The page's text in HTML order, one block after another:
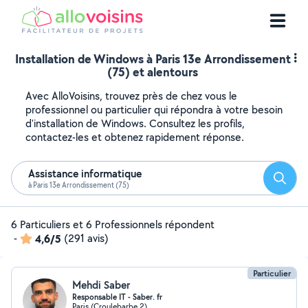
Installation de Windows à Paris 13e Arrondissement
(75) et alentours
Avec AlloVoisins, trouvez près de chez vous le
professionnel ou particulier qui répondra à votre besoin
d'installation de Windows. Consultez les profils,
contactez-les et obtenez rapidement réponse.
Assistance informatique
à Paris 13e Arrondissement (75)
6 Particuliers et 6 Professionnels répondent
-
4,6/5 (291 avis)
Particulier
Mehdi Saber
Responsable IT - Saber. fr